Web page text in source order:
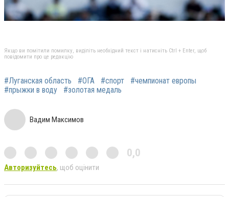
Якщо ви помітили помилку, виділіть необхідний текст і натисніть Ctrl + Enter, щоб
повідомити про це редакцію
#Луганская область #ОГА #спорт
#чемпионат европы
#прыжки в воду
#золотая медаль
Вадим Максимов
0,0
Авторизуйтесь, щоб оцінити